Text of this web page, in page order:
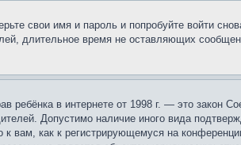
свои имя и пароль и попробуйте войти
длительное время не оставляющих
ребёнка в интернете от 1998 г. — это закон
Допустимо наличие иного вида
как к регистрирующемуся на